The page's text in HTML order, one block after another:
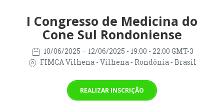
I Congresso de Medicina do
Cone Sul Rondoniense
10/06/2025 – 12/06/2025 - 19:00 - 22:00 GMT-3
FIMCA Vilhena - Vilhena - Rondônia - Brasil
REALIZAR INSCRIÇÃO